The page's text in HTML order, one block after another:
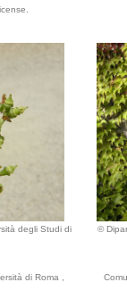
degli Studi di
di Roma ,
©